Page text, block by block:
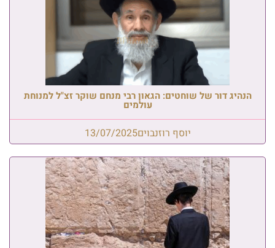
הנהיג דור של שוחטים: הגאון רבי מנחם שוקר זצ"ל למנוחת
עולמים
יוסף רוזנבוים13/07/2025